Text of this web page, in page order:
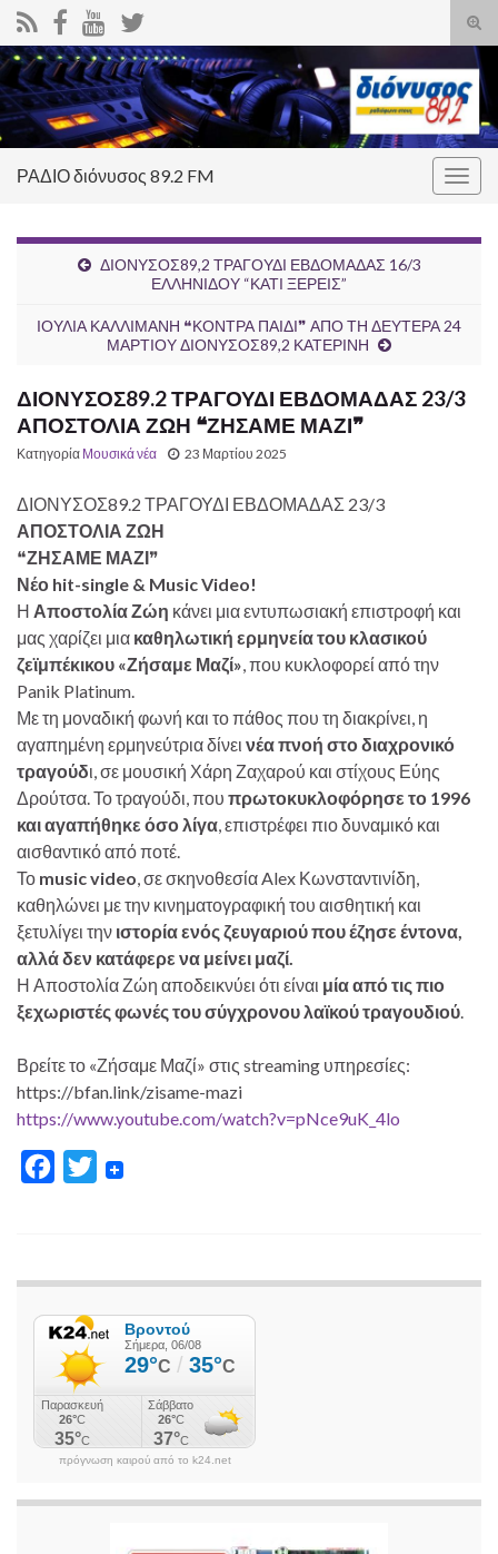
Search for:
ΡΑΔΙΟ διόνυσος 89.2 FM
ΔΙΟΝΥΣΟΣ89,2 ΤΡΑΓΟΥΔΙ ΕΒΔΟΜΑΔΑΣ 16/3
ΕΛΛΗΝΙΔΟΥ “ΚΑΤΙ ΞΕΡΕΙΣ”
ΙΟΥΛΙΑ ΚΑΛΛΙΜΑΝΗ ❝ΚΟΝΤΡΑ ΠΑΙΔΙ❞ ΑΠΟ ΤΗ ΔΕΥΤΕΡΑ 24
ΜΑΡΤΙΟΥ ΔΙΟΝΥΣΟΣ89,2 ΚΑΤΕΡΙΝΗ
ΔΙΟΝΥΣΟΣ89.2 ΤΡΑΓΟΥΔΙ ΕΒΔΟΜΑΔΑΣ 23/3
ΑΠΟΣΤΟΛΙΑ ΖΩΗ ❝ΖΗΣΑΜΕ ΜΑΖΙ❞
Κατηγορία Μουσικά νέα 23 Μαρτίου 2025
ΔΙΟΝΥΣΟΣ89.2 ΤΡΑΓΟΥΔΙ ΕΒΔΟΜΑΔΑΣ 23/3
ΑΠΟΣΤΟΛΙΑ ΖΩΗ
❝ΖΗΣΑΜΕ ΜΑΖΙ❞
Νέο hit-single & Music Video!
Η Αποστολία Ζώη κάνει μια εντυπωσιακή επιστροφή και
μας χαρίζει μια καθηλωτική ερμηνεία του κλασικού
ζεϊμπέκικου «Ζήσαμε Μαζί», που κυκλοφορεί από την
Panik Platinum.
Με τη μοναδική φωνή και το πάθος που τη διακρίνει, η
αγαπημένη ερμηνεύτρια δίνει νέα πνοή στο διαχρονικό
τραγούδι, σε μουσική Χάρη Ζαχαρoύ και στίχους Εύης
Δρούτσα. Το τραγούδι, που πρωτοκυκλοφόρησε το 1996
και αγαπήθηκε όσο λίγα, επιστρέφει πιο δυναμικό και
αισθαντικό από ποτέ.
Το music video, σε σκηνοθεσία Alex Κωνσταντινίδη,
καθηλώνει με την κινηματογραφική του αισθητική και
ξετυλίγει την ιστορία ενός ζευγαριού που έζησε έντονα,
αλλά δεν κατάφερε να μείνει μαζί.
Η Αποστολία Ζώη αποδεικνύει ότι είναι μία από τις πιο
ξεχωριστές φωνές του σύγχρονου λαϊκού τραγουδιού.
Βρείτε το «Ζήσαμε Μαζί» στις streaming υπηρεσίες:
https://bfan.link/zisame-mazi
https://www.youtube.com/watch?v=pNce9uK_4lo
o
o
k
T
e
r
πρόγνωση καιρού από το k24.net